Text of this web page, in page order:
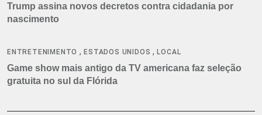
Trump assina novos decretos contra cidadania por
nascimento
ENTRETENIMENTO ,ESTADOS UNIDOS ,LOCAL
Game show mais antigo da TV americana faz seleção
gratuita no sul da Flórida